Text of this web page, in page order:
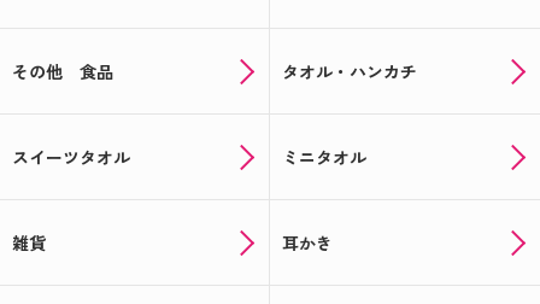
その他 食品 タオル・ハンカチ
スイーツタオル ミニタオル
雑貨 耳かき